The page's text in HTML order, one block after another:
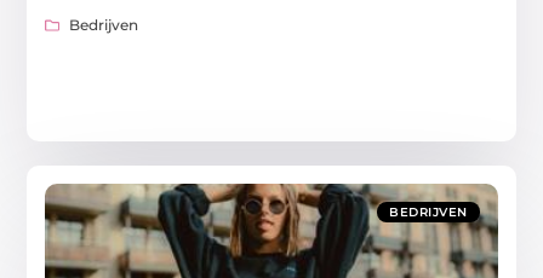
Bedrijven
BEDRIJVEN